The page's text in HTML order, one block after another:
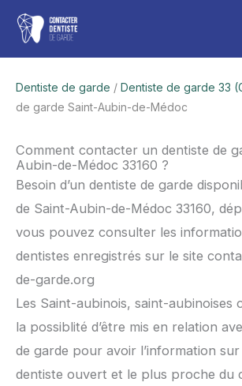
Aller
contenu
Dentiste de garde / Dentiste de garde 33
de garde Saint-Aubin-de-Médoc
Comment contacter un dentiste de
Aubin-de-Médoc 33160 ?
Besoin d’un dentiste de garde
de Saint-Aubin-de-Médoc 33160,
vous pouvez consulter les
dentistes enregistrés sur le site
de-garde.org
Les Saint-aubinois, saint-aubinoises
la possiblité d’être mis en relation
de garde pour avoir l’information
dentiste ouvert et le plus proche du